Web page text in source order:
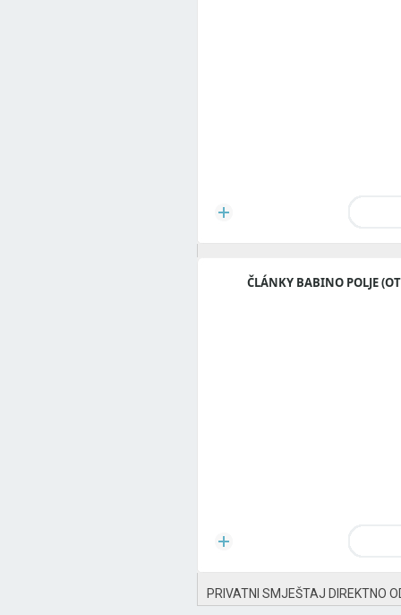
ČLÁNKY BABINO POLJE
PRIVATNI SMJEŠTAJ DIREKTNO